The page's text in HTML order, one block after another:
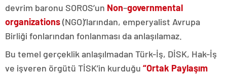
devrim baronu SOROS’un Non–governmental
organizations(NGO)’larından, emperyalist Avrupa
Birliği fonlarından fonlanması da anlaşılamaz.
Bu temel gerçeklik anlaşılmadan Türk-İş, DİSK, Hak-İş
ve işveren örgütü TİSK’in kurduğu “Ortak Paylaşım